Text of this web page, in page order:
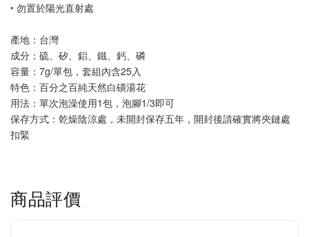
‣ 勿置於陽光直射處
產地：台灣
成分：硫、矽、鋁、鐵、鈣、磷
容量：7g/單包，套組內含25入
特色：百分之百純天然白磺湯花
用法： 單次泡澡使用1包，泡腳1/3即可
保存方式：乾燥陰涼處，未開封保存五年，開封後請確實將夾鏈處
扣緊
商品評價